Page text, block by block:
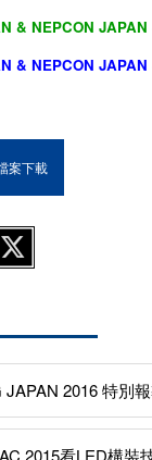
& NEPCON
& NEPCON
案下載
JAPAN 2016 特別
2015看LED構裝